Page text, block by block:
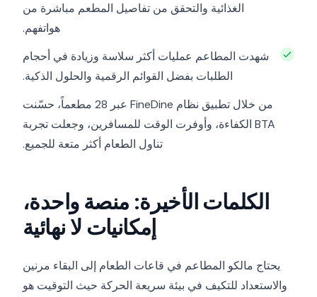
الغذائية والتحقق من تفاصيل المطعم مباشرة من
هواتفهم.
شهدت المطاعم عمليات أكثر سلاسة وزيادة في أحجام
الطلبات بفضل القوائم الرقمية والحلول الذكية.
من خلال تطبيق نظام FineDine عبر 28 مطعماً، حسّنت
BTA الكفاءة، وأوفرت الوقت للمسافرين، وجعلت تجربة
تناول الطعام أكثر متعة للجميع.
الكلمات الأخيرة: منصة واحدة،
إمكانيات لا نهائية
يحتاج مالكو المطاعم في قاعات الطعام إلى البقاء مرنين
والاستعداد للتكيف في بيئة سريعة الحركة حيث التوقيت هو